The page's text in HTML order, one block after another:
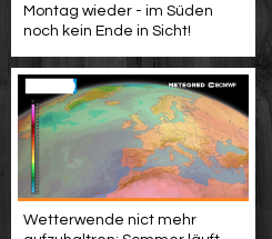
Montag wieder - im Süden
noch kein Ende in Sicht!
Wetterwende nict mehr